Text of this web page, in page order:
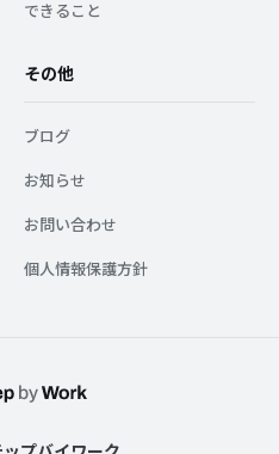
できること
その他
ブログ
お知らせ
お問い合わせ
個人情報保護方針